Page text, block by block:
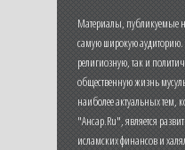
Материалы, публикуемые
самую широкую аудиторию.
религиозную, так и
общественную жизнь
наиболее актуальных тем,
"Ансар.Ru", является
исламских финансов и